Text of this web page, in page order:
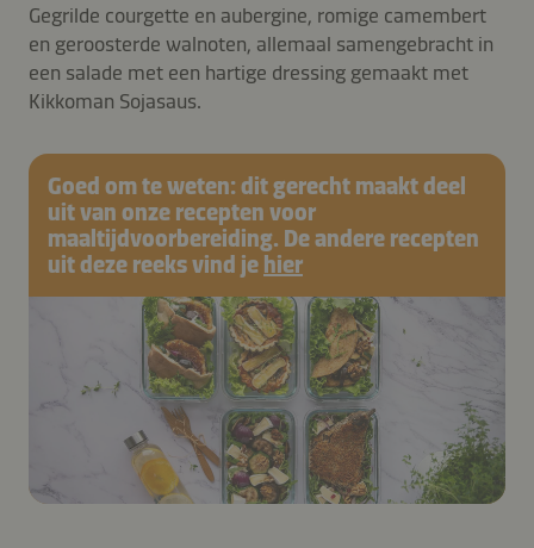
Gegrilde courgette en aubergine, romige camembert
en geroosterde walnoten, allemaal samengebracht in
een salade met een hartige dressing gemaakt met
Kikkoman Sojasaus.
Goed om te weten: dit gerecht maakt deel
uit van onze recepten voor
maaltijdvoorbereiding. De andere recepten
uit deze reeks vind je hier